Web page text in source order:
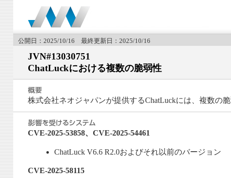
公開日：2025/10/16 最終更新日：2025/10/16
JVN#13030751
ChatLuckにおける複数の脆弱性
株式会社ネオジャパンが提供するChatLuckには、複数の脆
CVE-2025-53858、CVE-2025-54461
ChatLuck V6.6 R2.0およびそれ以前のバージョン
CVE-2025-58115